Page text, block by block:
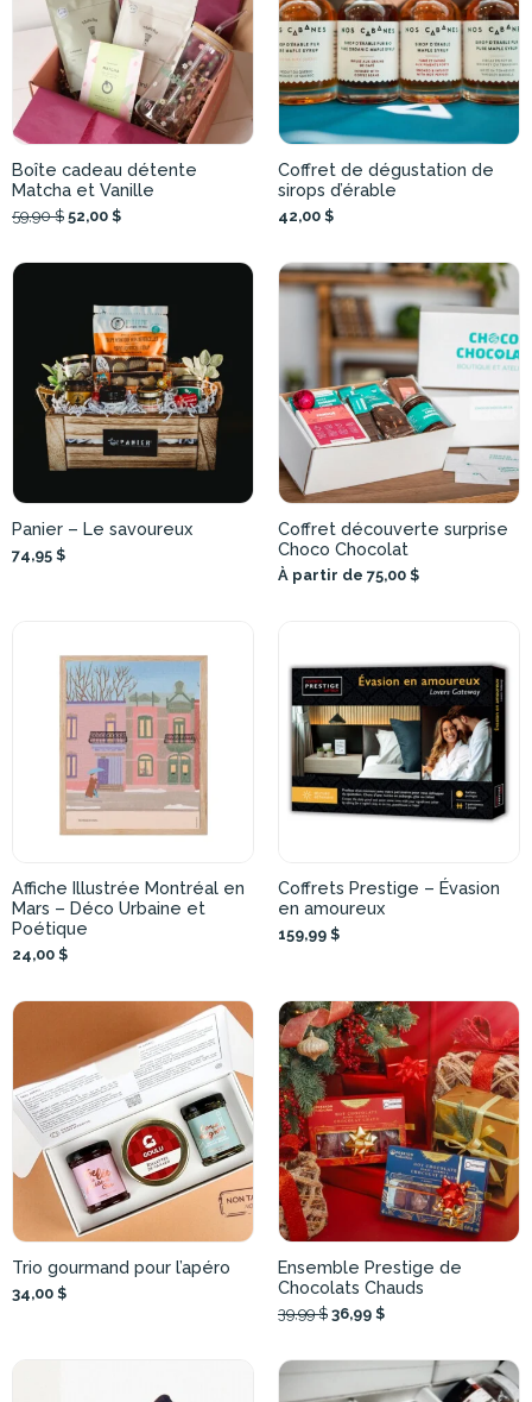
Boîte cadeau détente
Matcha et Vanille
59,90 $ 52,00 $
Coffret de dégustation de
sirops d’érable
42,00 $
Panier – Le savoureux
74,95 $
Coffret découverte surprise
Choco Chocolat
À partir de 75,00 $
Affiche Illustrée Montréal en
Mars – Déco Urbaine et
Poétique
24,00 $
Coffrets Prestige – Évasion
en amoureux
159,99 $
Trio gourmand pour l’apéro
34,00 $
Ensemble Prestige de
Chocolats Chauds
39,99 $ 36,99 $